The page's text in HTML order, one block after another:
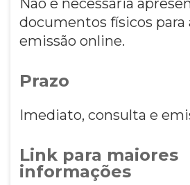
documentos físicos para
emissão online.
Prazo
Imediato, consulta e
Link para maiores
informações